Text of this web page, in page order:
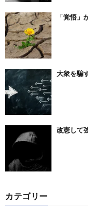
「覚悟」
大衆を騙
改憲して
カテゴリー